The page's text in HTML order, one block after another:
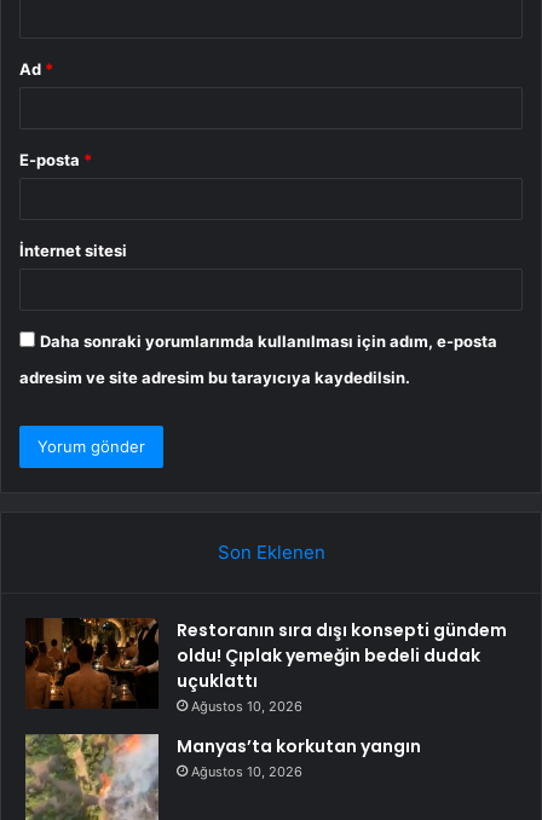
Ad *
E-posta *
İnternet sitesi
Daha sonraki yorumlarımda kullanılması için adım, e-posta
adresim ve site adresim bu tarayıcıya kaydedilsin.
Son Eklenen
Restoranın sıra dışı konsepti gündem
oldu! Çıplak yemeğin bedeli dudak
uçuklattı
Ağustos 10, 2026
Manyas’ta korkutan yangın
Ağustos 10, 2026